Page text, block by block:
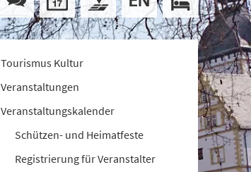
Tourismus Kultur
Veranstaltungen
Veranstaltungskalender
Schützen- und Heimatfeste
Registrierung für Veranstalter